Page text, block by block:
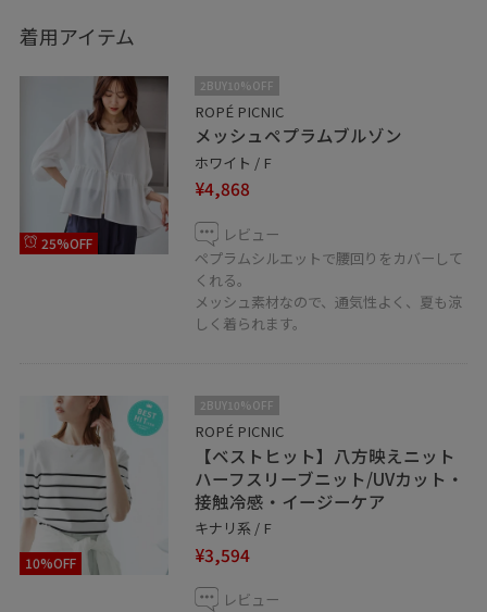
店舗LINEから、お問い合わせや、お取り置きできます✨
https://lin.ee/4IQH2hz
着用アイテム
25%OFF
2BUY10%OFF
ROPÉ PICNIC
メッシュペプラムブルゾン
ホワイト / F
¥4,868
レビュー
ペプラムシルエットで腰回りをカバーして
くれる。
メッシュ素材なので、通気性よく、夏も涼
しく着られます。
10%OFF
2BUY10%OFF
ROPÉ PICNIC
【ベストヒット】八方映えニット
ハーフスリーブニット/UVカット・
接触冷感・イージーケア
キナリ系 / F
¥3,594
レビュー